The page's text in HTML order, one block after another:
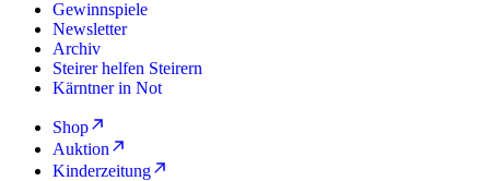
Gewinnspiele
Newsletter
Archiv
Steirer helfen Steirern
Kärntner in Not
Shop
Auktion
Kinderzeitung